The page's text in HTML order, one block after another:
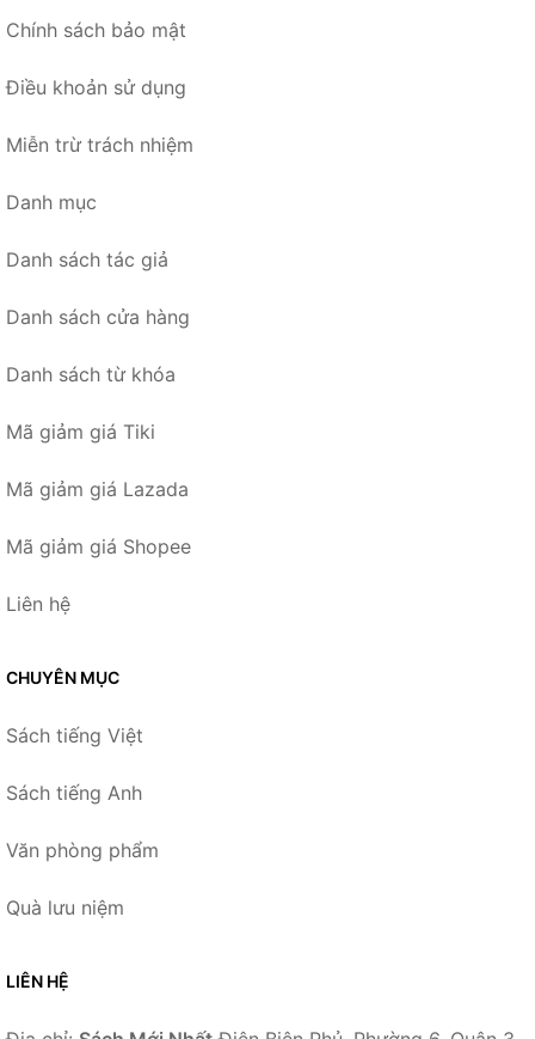
Chính sách bảo mật
Điều khoản sử dụng
Miễn trừ trách nhiệm
Danh mục
Danh sách tác giả
Danh sách cửa hàng
Danh sách từ khóa
Mã giảm giá Tiki
Mã giảm giá Lazada
Mã giảm giá Shopee
Liên hệ
CHUYÊN MỤC
Sách tiếng Việt
Sách tiếng Anh
Văn phòng phẩm
Quà lưu niệm
LIÊN HỆ